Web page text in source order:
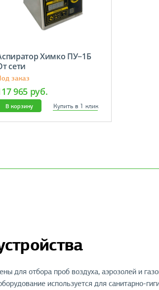
Химко ПУ−1Б
сети
заказ
965 руб.
В корзину Купить в 1 клик
для отбора проб воздуха, аэрозолей и
используется для санитарно-